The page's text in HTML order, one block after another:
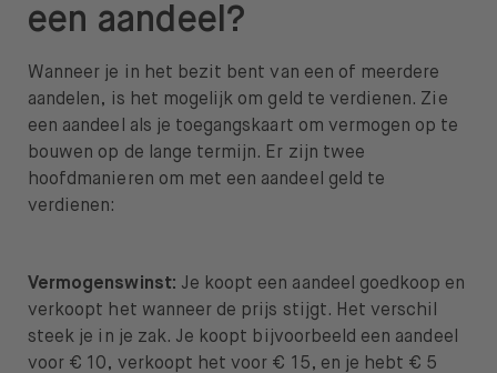
een aandeel?
Wanneer je in het bezit bent van een of meerdere
aandelen, is het mogelijk om geld te verdienen. Zie
een aandeel als je toegangskaart om vermogen op te
bouwen op de lange termijn. Er zijn twee
hoofdmanieren om met een aandeel geld te
verdienen:
Vermogenswinst: Je koopt een aandeel goedkoop en
verkoopt het wanneer de prijs stijgt. Het verschil
steek je in je zak. Je koopt bijvoorbeeld een aandeel
voor € 10, verkoopt het voor € 15, en je hebt € 5